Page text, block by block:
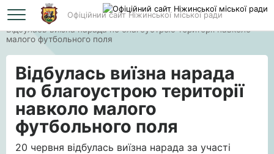
Офіційний сайт Ніжинської міської ради
Головна
Відбулась виїзна нарада по благоустрою території навколо
малого футбольного поля
Відбулась виїзна нарада
по благоустрою території
навколо малого
футбольного поля
20 червня відбулась виїзна нарада за участі